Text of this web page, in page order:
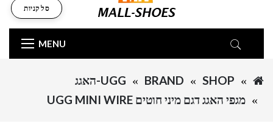
MENU
סל קניות
SHOP
BRAND
UGG-האגג
מגפי האגג דגם מיני חוטים UGG MINI WIRE